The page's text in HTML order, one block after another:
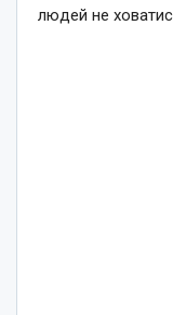
людей не